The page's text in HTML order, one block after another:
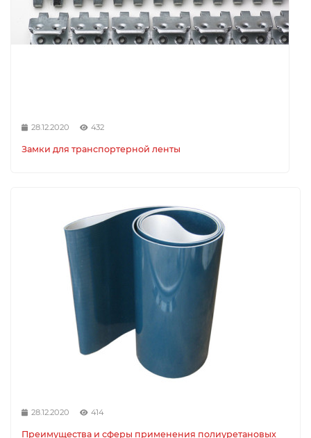
28.12.2020 432
Замки для транспортерной ленты
28.12.2020 414
Преимущества и сферы применения полиуретановых